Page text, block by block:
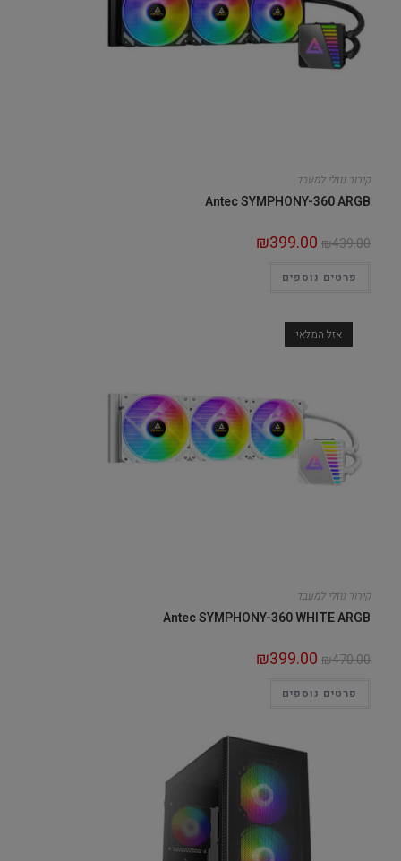
קירור נוזלי למעבד
Antec SYMPHONY-360 ARGB
₪439.00
₪399.00
פרטים נוספים
אזל המלאי
קירור נוזלי למעבד
Antec SYMPHONY-360 WHITE ARGB
₪470.00
₪399.00
פרטים נוספים